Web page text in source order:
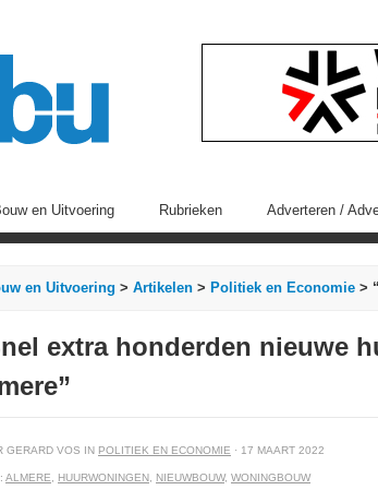
en Uitvoering Rubrieken Adverteren /
en Uitvoering > Artikelen > Politiek en Economie >
extra honderden nieuwe
GERARD VOS IN POLITIEK EN ECONOMIE · 17 MAART 2022
ALMERE HUURWONINGEN NIEUWBOUW, WONINGBOUW